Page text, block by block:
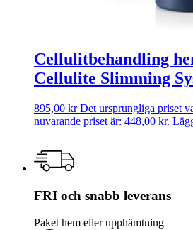
Cellulitbehandling
Cellulite Slimming
895,00kr Det ursprungliga priset
nuvarande priset är: 448,00 kr.
FRI och snabb leverans
Paket hem eller upphämtning